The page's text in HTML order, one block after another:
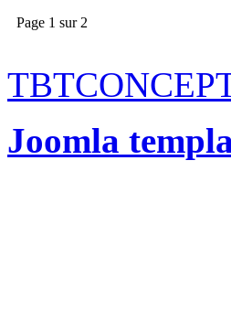
Page 1 sur 2
Joomla